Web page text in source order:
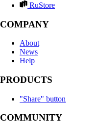
RuStore
COMPANY
About
News
Help
PRODUCTS
"Share" button
COMMUNITY